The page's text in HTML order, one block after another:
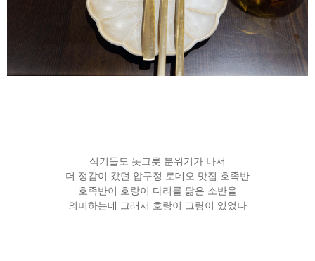
식기들도 놋그릇 분위기가 나서
더 정감이 갔던 압구정 로데오 맛집 호족반
호족반이 호랑이 다리를 닮은 소반을
의미하는데 그래서 호랑이 그림이 있었나